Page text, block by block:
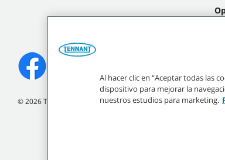
©2026Tennant Company. Todos los derechos reservados.
Todas las
Al hacer clic en “Aceptar todas las
dispositivo para mejorar la
nuestros estudios para marketing.